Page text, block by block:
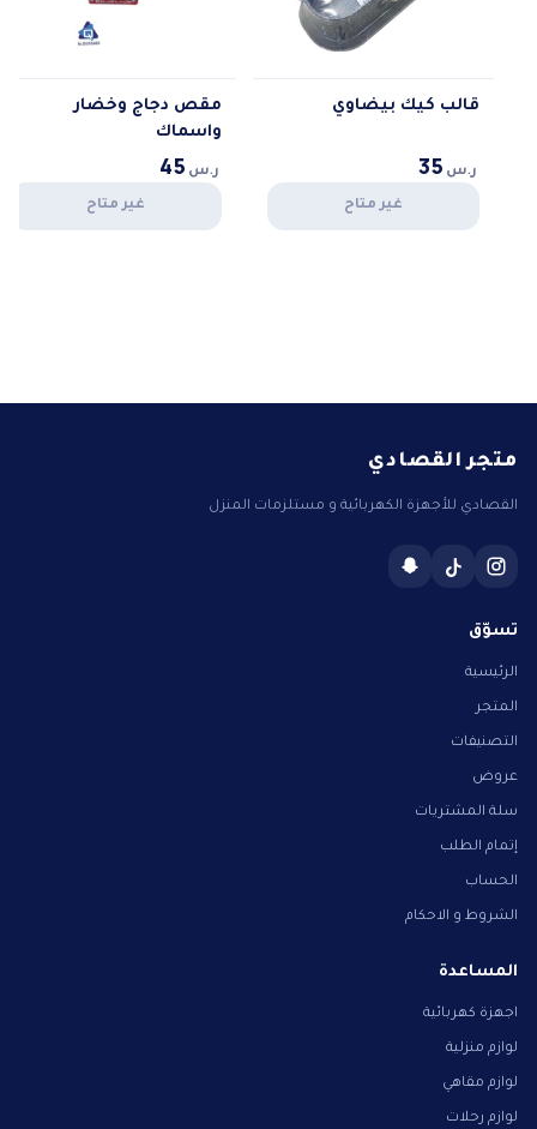
قالب كيك بيضاوي
ر.س 35
غير متاح
مقص دجاج وخضار
واسماك
ر.س 45
غير متاح
متجر القصادي
القصادي للأجهزة الكهربائية و مستلزمات المنزل
تسوّق
الرئيسية
المتجر
التصنيفات
عروض
سلة المشتريات
إتمام الطلب
الحساب
الشروط و الاحكام
المساعدة
اجهزة كهربائية
لوازم منزلية
لوازم مقاهي
لوازم رحلات